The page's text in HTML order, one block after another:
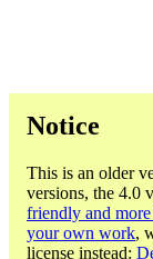
Notice
This is an older
versions, the 4.0
friendly and
your own work,
license instead: